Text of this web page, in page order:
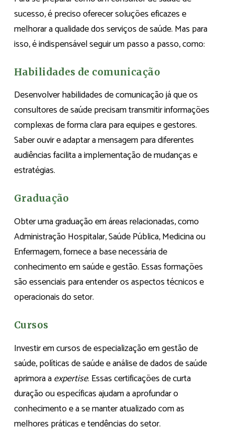
sucesso, é preciso oferecer soluções eficazes e
melhorar a qualidade dos serviços de saúde. Mas para
isso, é indispensável seguir um passo a passo, como:
Habilidades de comunicação
Desenvolver habilidades de comunicação já que os
consultores de saúde precisam transmitir informações
complexas de forma clara para equipes e gestores.
Saber ouvir e adaptar a mensagem para diferentes
audiências facilita a implementação de mudanças e
estratégias.
Graduação
Obter uma graduação em áreas relacionadas, como
Administração Hospitalar, Saúde Pública, Medicina ou
Enfermagem, fornece a base necessária de
conhecimento em saúde e gestão. Essas formações
são essenciais para entender os aspectos técnicos e
operacionais do setor.
Cursos
Investir em cursos de especialização em gestão de
saúde, políticas de saúde e análise de dados de saúde
aprimora aexpertise. Essas certificações de curta
duração ou específicas ajudam a aprofundar o
conhecimento e a se manter atualizado com as
melhores práticas e tendências do setor.